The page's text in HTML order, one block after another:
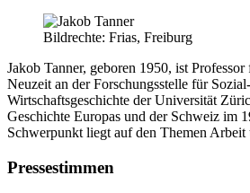
Bildrechte: Frias, Freiburg
Jakob Tanner, geboren 1950, ist
Neuzeit an der Forschungsstelle für
Wirtschaftsgeschichte der Universität
Geschichte Europas und der Schweiz im
Schwerpunkt liegt auf den Themen Arbeit
Pressestimmen